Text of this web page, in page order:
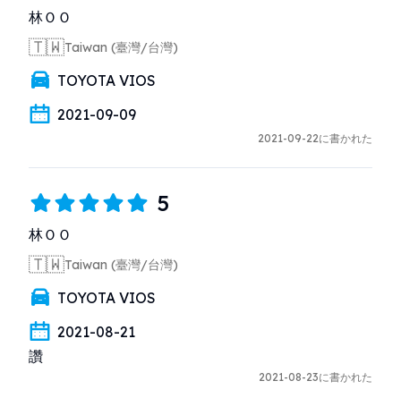
林ＯＯ
🇹🇼Taiwan (臺灣/台灣)
TOYOTA VIOS
2021-09-09
2021-09-22に書かれた
5
林ＯＯ
🇹🇼Taiwan (臺灣/台灣)
TOYOTA VIOS
2021-08-21
讚
2021-08-23に書かれた